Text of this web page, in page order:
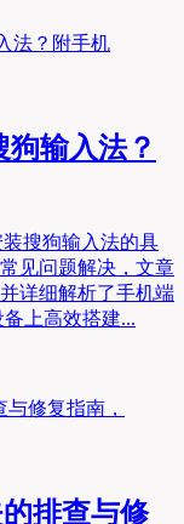
狗输入法？
搜狗输入法的具
见问题解决，文章
详细解析了手机端
上高效搭建...
排查与修